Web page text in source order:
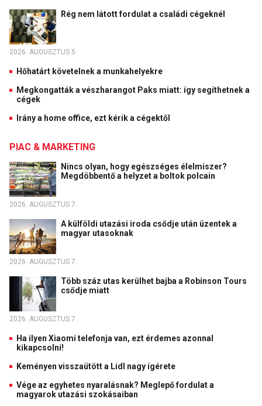
Rég nem látott fordulat a családi cégeknél
2026. AUGUSZTUS 5.
Hőhatárt követelnek a munkahelyekre
Megkongatták a vészharangot Paks miatt: így segíthetnek a
cégek
Irány a home office, ezt kérik a cégektől
PIAC & MARKETING
Nincs olyan, hogy egészséges élelmiszer?
Megdöbbentő a helyzet a boltok polcain
2026. AUGUSZTUS 7.
A külföldi utazási iroda csődje után üzentek a
magyar utasoknak
2026. AUGUSZTUS 7.
Több száz utas kerülhet bajba a Robinson Tours
csődje miatt
2026. AUGUSZTUS 7.
Ha ilyen Xiaomi telefonja van, ezt érdemes azonnal
kikapcsolni!
Keményen visszaütött a Lidl nagy ígérete
Vége az egyhetes nyaralásnak? Meglepő fordulat a
magyarok utazási szokásaiban